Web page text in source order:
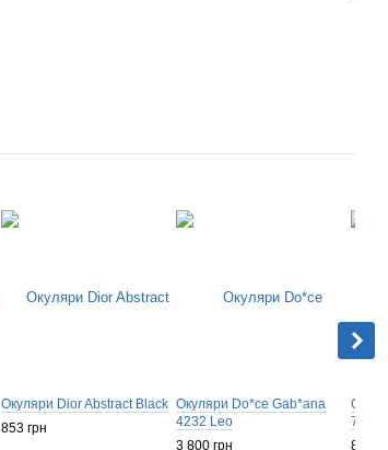
Окуляри Dior Abstract Black
853 грн
Окуляри Do*ce Gab*ana
4232 Leo
3 800 грн
7897
800